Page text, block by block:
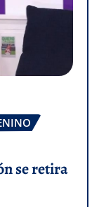
se retira